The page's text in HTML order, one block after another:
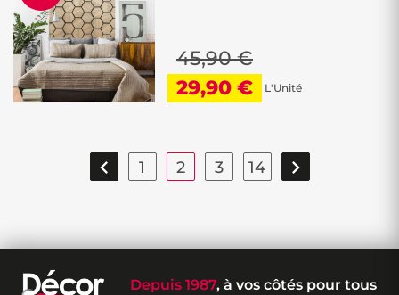
45,90 €
29,90 €
L'Unité
 1 2 3 14 
Depuis 1987, à vos côtés pour tous